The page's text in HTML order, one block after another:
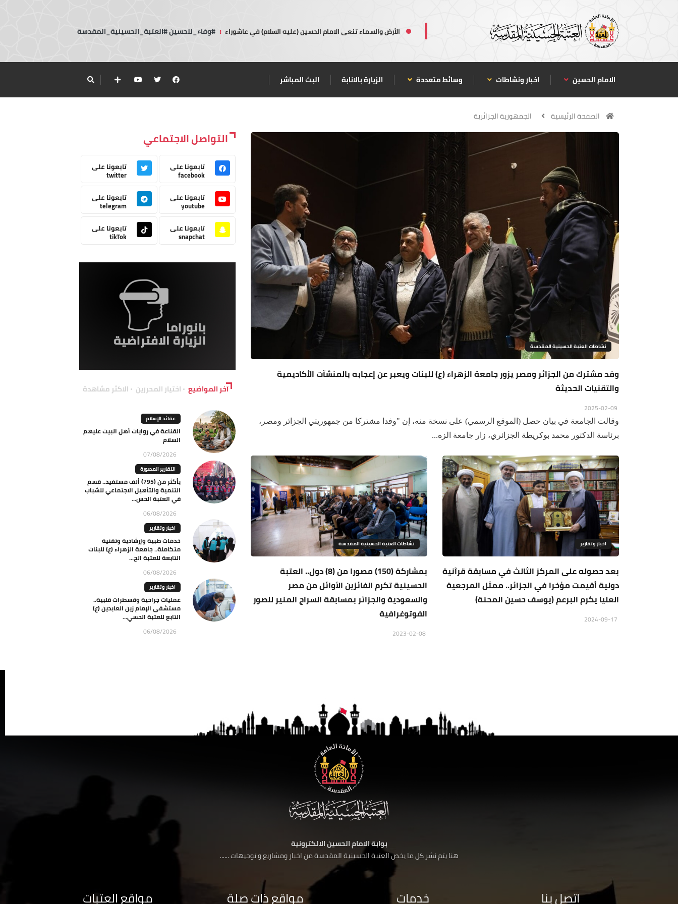
الأرض والسماء تنعى الامام الحسين (عليه السلام) في عاشوراء : #وفاء_للحسين #العتبة_الحسينية_المقدسة
الامام الحسين اخبار ونشاطات وسائط متعددة الزيارة بالانابة البث المباشر
الصفحة الرئيسية الجمهورية الجزائرية
نشاطات العتبة الحسينية المقدسة
وفد مشترك من الجزائر ومصر يزور جامعة الزهراء (ع) للبنات ويعبر عن إعجابه بالمنشآت الأكاديمية
والتقنيات الحديثة
وقالت الجامعة في بيان حصل (الموقع الرسمي) على نسخة منه، إن "وفدا مشتركا من جمهوريتي الجزائر ومصر،
برئاسة الدكتور محمد بوكريطة الجزائري، زار جامعة الزه...
اخبار وتقارير
بعد حصوله على المركز الثالث في مسابقة قرآنية
دولية أقيمت مؤخرا في الجزائر.. ممثل المرجعية
العليا يكرم البرعم (يوسف حسين المحنة)
نشاطات العتبة الحسينية المقدسة
بمشاركة (150) مصورا من (8) دول.. العتبة
الحسينية تكرم الفائزين الأوائل من مصر
والسعودية والجزائر بمسابقة السراج المنير للصور
الفوتوغرافية
التواصل الاجتماعي
تابعونا على
facebook
تابعونا على
twitter
تابعونا على
youtube
تابعونا على
telegram
تابعونا على
snapchat
تابعونا على
tikTok
آخر المواضيع اختيار المحررين الاكثر مشاهدة
عقائد الإسلام
القناعة في روايات أهل البيت عليهم
السلام
07/08/2026
التقارير المصورة
بأكثر من (795) ألف مستفيد.. قسم
التنمية والتأهيل الاجتماعي للشباب
في العتبة الحس...
06/08/2026
اخبار وتقارير
خدمات طبية وإرشادية وتقنية
متكاملة.. جامعة الزهراء (ع) للبنات
التابعة للعتبة الح...
06/08/2026
اخبار وتقارير
عمليات جراحية وقسطرات قلبية..
مستشفى الإمام زين العابدين (ع)
التابع للعتبة الحسي...
06/08/2026
بوابة الامام الحسين الالكترونية
هنا يتم نشر كل ما يخص العتبة الحسينية المقدسة من اخبار ومشاريع و توجيهات ......
اتصل بنا خدمات مواقع ذات صلة مواقع العتبات